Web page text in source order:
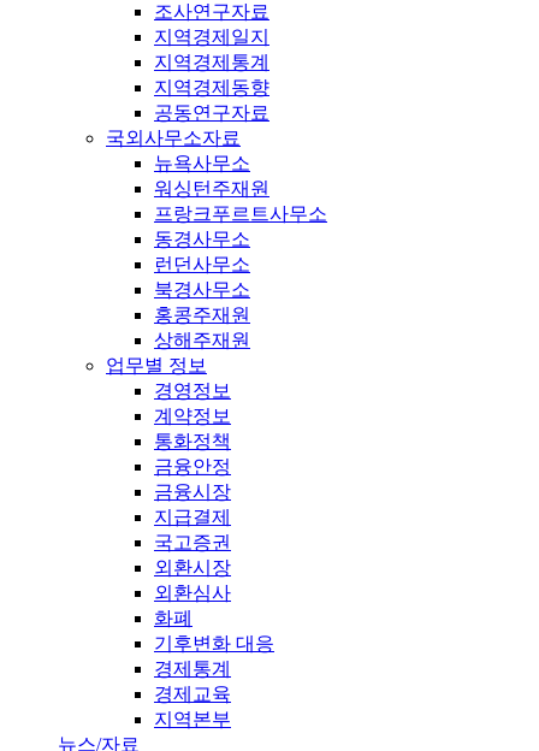
조사연구자료
지역경제일지
지역경제통계
지역경제동향
공동연구자료
국외사무소자료
뉴욕사무소
워싱턴주재원
프랑크푸르트사무소
동경사무소
런던사무소
북경사무소
홍콩주재원
상해주재원
업무별 정보
경영정보
계약정보
통화정책
금융안정
금융시장
지급결제
국고증권
외환시장
외환심사
화폐
기후변화 대응
경제통계
경제교육
지역본부
뉴스/자료